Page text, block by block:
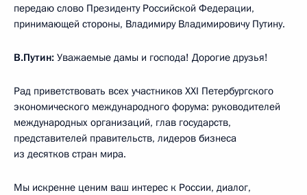
передаю слово Президенту Российской Федерации,
принимающей стороны, Владимиру Владимировичу Путину.
В.Путин: Уважаемые дамы и господа! Дорогие друзья!
Рад приветствовать всех участников XXI Петербургского
экономического международного форума: руководителей
международных организаций, глав государств,
представителей правительств, лидеров бизнеса
из десятков стран мира.
Мы искренне ценим ваш интерес к России, диалог,